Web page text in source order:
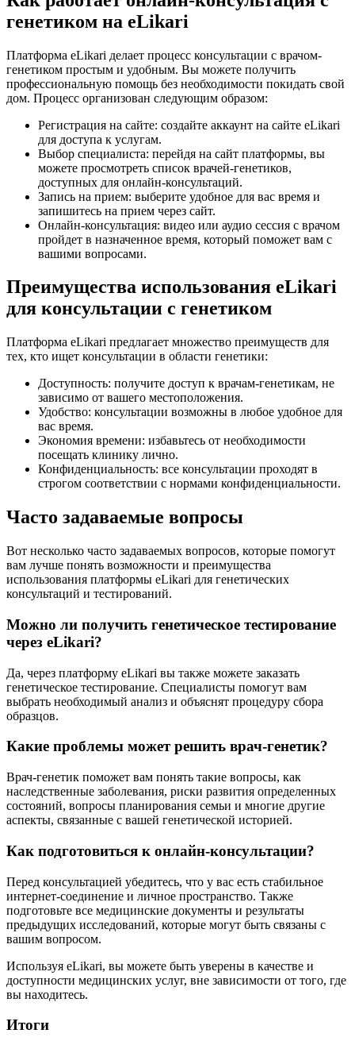
генетиком на eLikari
Платформа eLikari делает процесс консультации с врачом-
генетиком простым и удобным. Вы можете получить
профессиональную помощь без необходимости покидать свой
дом. Процесс организован следующим образом:
Регистрация на сайте: создайте аккаунт на сайте eLikari
для доступа к услугам.
Выбор специалиста: перейдя на сайт платформы, вы
можете просмотреть список врачей-генетиков,
доступных для онлайн-консультаций.
Запись на прием: выберите удобное для вас время и
запишитесь на прием через сайт.
Онлайн-консультация: видео или аудио сессия с врачом
пройдет в назначенное время, который поможет вам с
вашими вопросами.
Преимущества использования eLikari
для консультации с генетиком
Платформа eLikari предлагает множество преимуществ для
тех, кто ищет консультации в области генетики:
Доступность: получите доступ к врачам-генетикам, не
зависимо от вашего местоположения.
Удобство: консультации возможны в любое удобное для
вас время.
Экономия времени: избавьтесь от необходимости
посещать клинику лично.
Конфиденциальность: все консультации проходят в
строгом соответствии с нормами конфиденциальности.
Часто задаваемые вопросы
Вот несколько часто задаваемых вопросов, которые помогут
вам лучше понять возможности и преимущества
использования платформы eLikari для генетических
консультаций и тестирований.
Можно ли получить генетическое тестирование
через eLikari?
Да, через платформу eLikari вы также можете заказать
генетическое тестирование. Специалисты помогут вам
выбрать необходимый анализ и объяснят процедуру сбора
образцов.
Какие проблемы может решить врач-генетик?
Врач-генетик поможет вам понять такие вопросы, как
наследственные заболевания, риски развития определенных
состояний, вопросы планирования семьи и многие другие
аспекты, связанные с вашей генетической историей.
Как подготовиться к онлайн-консультации?
Перед консультацией убедитесь, что у вас есть стабильное
интернет-соединение и личное пространство. Также
подготовьте все медицинские документы и результаты
предыдущих исследований, которые могут быть связаны с
вашим вопросом.
Используя eLikari, вы можете быть уверены в качестве и
доступности медицинских услуг, вне зависимости от того, где
вы находитесь.
Итоги